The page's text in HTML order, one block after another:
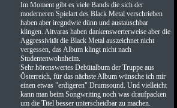
Im Moment gibt es viele Bands die sich der
moderneren Spielart des Black Metal verschrieben
haben aber iregndwie dünn und austauschbar
klingen. Aitvaras haben dankenswerterweise aber die
Aggressivität die Black Metal auszeichnet nicht
vergessen, das Album klingt nicht nach
Studentenwohnheim.
Sehr hörenswertes Debütalbum der Truppe aus
Österreich, für das nächste Album wünsche ich mir
einen etwas "erdigeren" Drumsound. Und vielleicht
kann man beim Songwriting noch was draufpacken
um die Titel besser unterscheidbar zu machen.